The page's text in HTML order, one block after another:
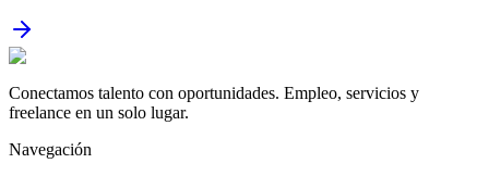
Conectamos talento con oportunidades. Empleo, servicios y
freelance en un solo lugar.
Navegación